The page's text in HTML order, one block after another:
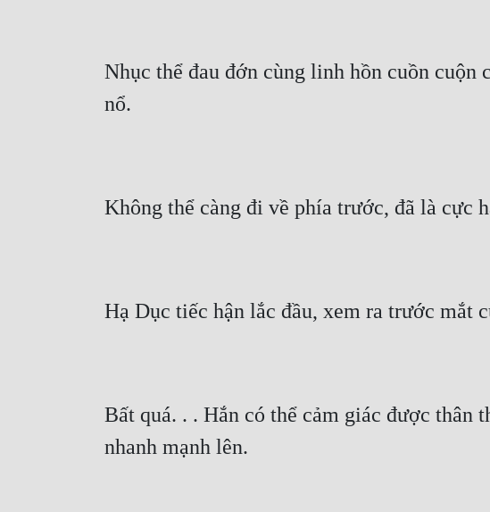
Nhục thể đau đớn cùng linh hồn cuồn
nổ.
Không thể càng đi về phía trước, đã là cực
Hạ Dục tiếc hận lắc đầu, xem ra trước mắt
Bất quá. . . Hắn có thể cảm giác được thân
nhanh mạnh lên.